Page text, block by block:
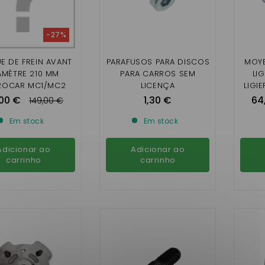
DE FREIN AVANT
210 MM
MC1/MC2
MONTAGE), JDM
€
-27%
149,00 €
Em stock
ao
carrinho
PARAFUSOS PARA DISCOS
PARA CARROS SEM
LICENÇA
1,30 €
Em stock
Adicionar ao
carrinho